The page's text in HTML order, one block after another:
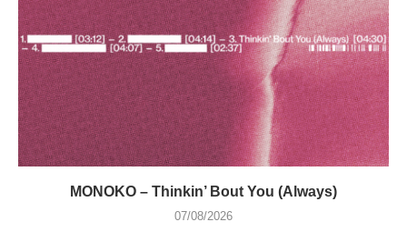
MONOKO – Thinkin’ Bout You (Always)
07/08/2026